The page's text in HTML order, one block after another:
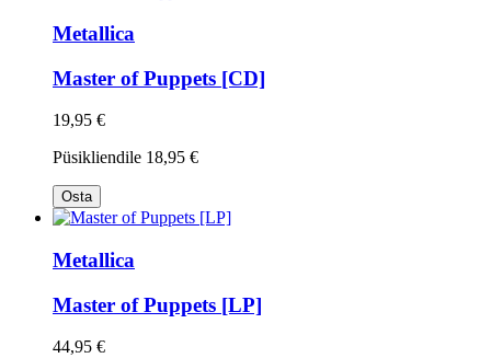
Metallica
Master of Puppets [CD]
19,95 €
Püsikliendile 18,95 €
Osta
Metallica
Master of Puppets [LP]
44,95 €